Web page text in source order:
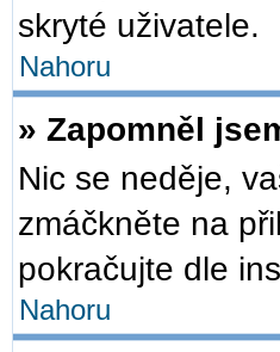
skryté uživatele.
Nahoru
» Zapomněl
Nic se neděje,
zmáčkněte na
pokračujte dle
Nahoru